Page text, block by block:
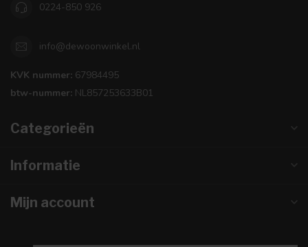
0224-850 926
info@dewoonwinkel.nl
KVK nummer: 67984495
btw-nummer: NL857253633B01
Categorieën
Informatie
Mijn account